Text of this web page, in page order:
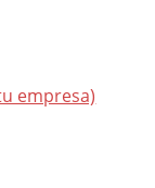
empresa)